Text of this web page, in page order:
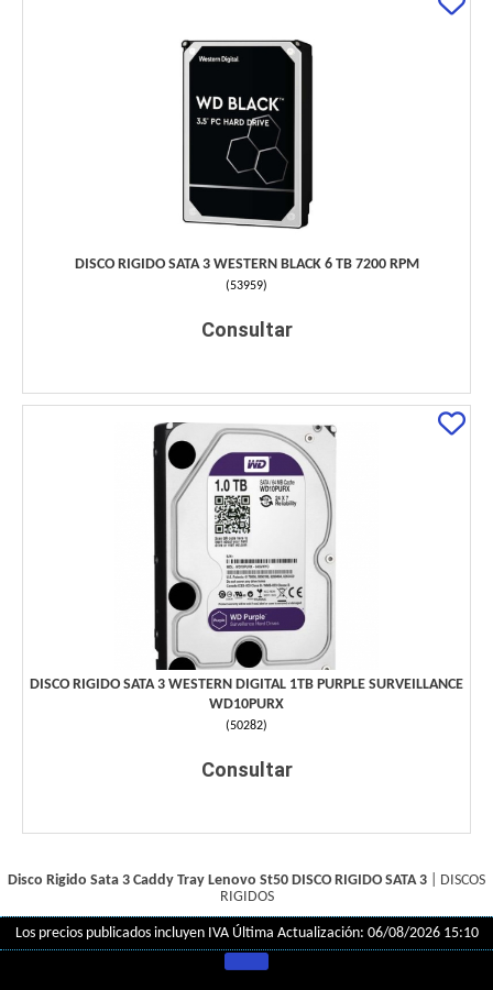
DISCO RIGIDO SATA 3 WESTERN BLACK 6 TB 7200 RPM
(53959)
Consultar
DISCO RIGIDO SATA 3 WESTERN DIGITAL 1TB PURPLE SURVEILLANCE
WD10PURX
(50282)
Consultar
Disco Rigido Sata 3 Caddy Tray Lenovo St50 DISCO RIGIDO SATA 3
DISCOS
RIGIDOS
Los precios publicados incluyen IVA Última Actualización: 06/08/2026 15:10